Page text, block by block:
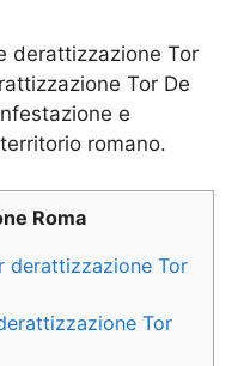
derattizzazione Tor
Tor De
e
romano.
Roma
derattizzazione Tor
Tor